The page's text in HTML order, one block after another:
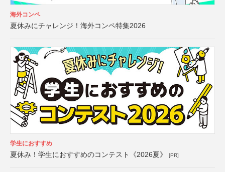
海外コンペ
夏休みにチャレンジ！海外コンペ特集2026
学生におすすめ
夏休み！学生におすすめのコンテスト《2026夏》 [PR]